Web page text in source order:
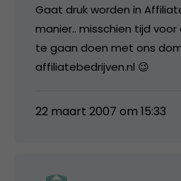
Gaat druk worden in
manier.. misschien tijd
te gaan doen met ons
affiliatebedrijven.nl 😉
22 maart 2007 om 15:33